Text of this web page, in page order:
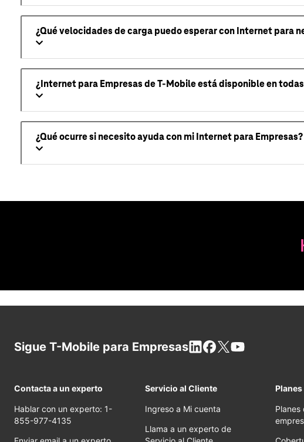
¿Qué velocidades de carga puedo esperar con Internet para
¿Internet para Empresas de T-Mobile está disponible en
¿Qué ocurre si necesito ayuda con mi Internet para Empresas?